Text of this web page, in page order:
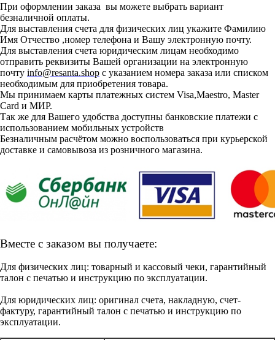
При оформлении заказа вы можете выбрать вариант
безналичной оплаты.
Для выставления счета для физических лиц укажите Фамилию
Имя Отчество ,номер телефона и Вашу электронную почту.
Для выставления счета юридическим лицам необходимо
отправить реквизиты Вашей организации на электронную
почту info@resanta.shop с указанием номера заказа или списком
необходимым для приобретения товара.
Мы принимаем карты платежных систем Visa,Maestro, Master
Card и МИР.
Так же для Вашего удобства доступны банковские платежи с
использованием мобильных устройств
Безналичным расчётом можно воспользоваться при курьерской
доставке и самовывоза из розничного магазина.
Вместе с заказом вы получаете:
Для физических лиц: товарный и кассовый чеки, гарантийный
талон с печатью и инструкцию по эксплуатации.
Для юридических лиц: оригинал счета, накладную, счет-
фактуру, гарантийный талон с печатью и инструкцию по
эксплуатации.